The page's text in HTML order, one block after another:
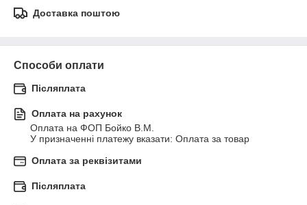
Доставка поштою
Способи оплати
Післяплата
Оплата на рахунок
Оплата на ФОП Бойко В.М.
У призначенні платежу вказати: Оплата за товар
Оплата за реквізитами
Післяплата